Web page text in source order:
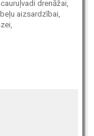
drenāžai,
aizsardzībai,